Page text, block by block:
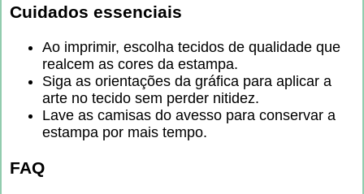
Cuidados essenciais
Ao imprimir, escolha tecidos de qualidade que
realcem as cores da estampa.
Siga as orientações da gráfica para aplicar a
arte no tecido sem perder nitidez.
Lave as camisas do avesso para conservar a
estampa por mais tempo.
FAQ